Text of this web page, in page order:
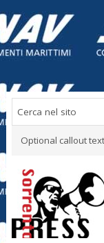
Optional callout